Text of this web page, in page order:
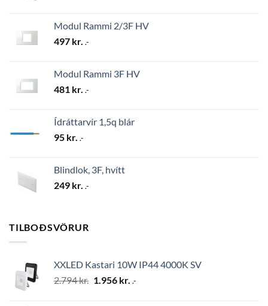
Modul Rammi 2/3F HV
497 kr. .-
Modul Rammi 3F HV
481 kr. .-
Ídráttarvír 1,5q blár
95 kr. .-
Blindlok, 3F, hvítt
249 kr. .-
TILBOÐSVÖRUR
XXLED Kastari 10W IP44 4000K SV
2.794kr. Original
1.956 kr. Current
.-